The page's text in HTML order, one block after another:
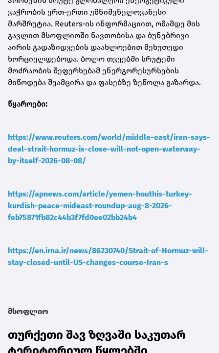
ვაჭრობის ერთ-ერთი უმნიშვნელოვანესი
მარშრუტია. Reuters-ის ინფორმაციით, ომამდე მის
გავლით მსოფლიოში ნავთობისა და ბუნებრივი
აირის გადაზიდვების დაახლოებით მეხუთედი
ხორციელდებოდა. ბოლო თვეებში სრუტეში
მოძრაობის შეფერხებამ ენერგორესურსების
მიწოდება შეამცირა და ფასებზე ზეწოლა გაზარდა.
წყაროები:
https://www.reuters.com/world/middle-east/iran-says-
deal-strait-hormuz-is-close-will-not-open-waterway-
by-itself-2026-08-08/
https://apnews.com/article/yemen-houthis-turkey-
kurdish-peace-mideast-roundup-aug-8-2026-
feb75871fb82c44b3f7fd0ee02bb24b4
https://en.irna.ir/news/86230740/Strait-of-Hormuz-will-
stay-closed-until-US-changes-course-Iran-s
მსოფლიო
თურქეთი შავ ზღვაში საკუთარ